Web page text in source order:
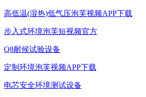
高低温(湿热)低气压泡芙视频APP下载
步入式环境泡芙短视频官方
Q8耐候试验设备
定制环境泡芙视频APP下载
电芯安全环境测试设备